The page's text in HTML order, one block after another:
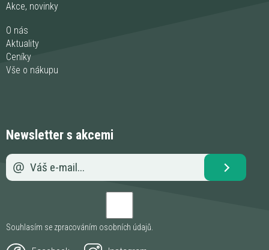
Akce, novinky
O nás
Aktuality
Ceníky
Vše o nákupu
Newsletter s akcemi
Souhlasím se zpracováním osobních údajů